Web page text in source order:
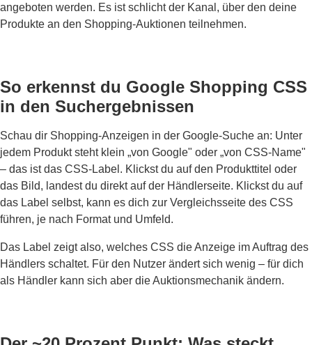
angeboten werden. Es ist schlicht der Kanal, über den deine
Produkte an den Shopping-Auktionen teilnehmen.
So erkennst du Google Shopping CSS
in den Suchergebnissen
Schau dir Shopping-Anzeigen in der Google-Suche an: Unter
jedem Produkt steht klein „von Google" oder „von CSS-Name"
– das ist das CSS-Label. Klickst du auf den Produkttitel oder
das Bild, landest du direkt auf der Händlerseite. Klickst du auf
das Label selbst, kann es dich zur Vergleichsseite des CSS
führen, je nach Format und Umfeld.
Das Label zeigt also, welches CSS die Anzeige im Auftrag des
Händlers schaltet. Für den Nutzer ändert sich wenig – für dich
als Händler kann sich aber die Auktionsmechanik ändern.